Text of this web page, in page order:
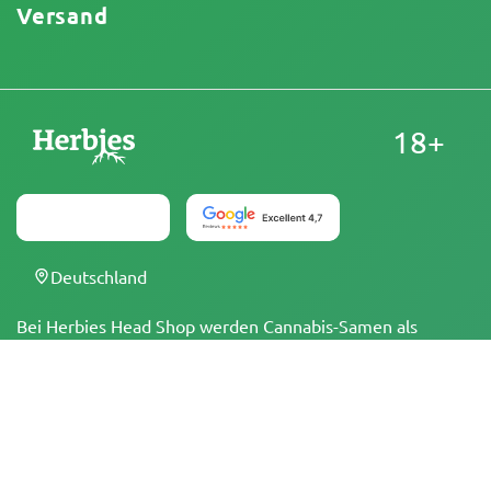
Versand
Bei Herbies Head Shop werden Cannabis-Samen als
18+
Deutschland